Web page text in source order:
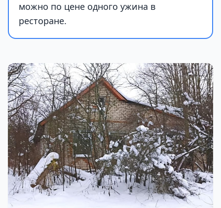
можно по цене одного ужина в
ресторане.